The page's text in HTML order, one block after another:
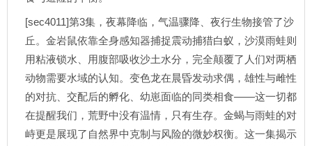
[sec4011]第3集，夜幕降临，气温骤降、夜行生物接管了沙
丘。金岩鼠依靠全身感知器捕捉震动捕猎白蚁，沙漠雨蛙则
用粘液锁水、用腹部吸收沙土水分，完全颠覆了人们对两栖
动物需要水域的认知。变色龙在晨昏发动求偶，雄性与雌性
的对抗、交配后的孵化、幼崽面临的同类相食——这一切都
在提醒我们，荒野中没有温情，只有生存。金蝎与雨蛙的对
峙更是展现了自然界中克制与风险的微妙权衡。这一集揭示